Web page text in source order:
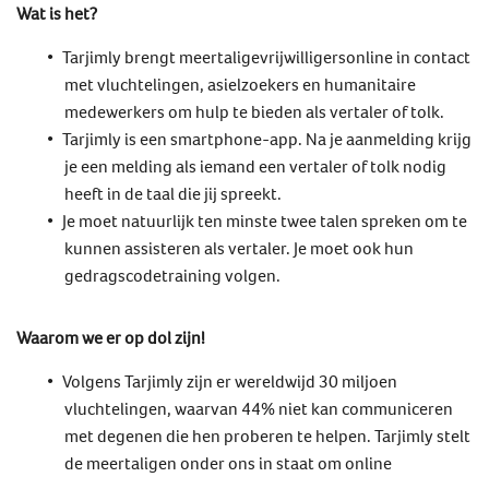
Wat is het?
Tarjimly brengt meertaligevrijwilligersonline in contact
met vluchtelingen, asielzoekers en humanitaire
medewerkers om hulp te bieden als vertaler of tolk.
Tarjimly is een smartphone-app. Na je aanmelding krijg
je een melding als iemand een vertaler of tolk nodig
heeft in de taal die jij spreekt.
Je moet natuurlijk ten minste twee talen spreken om te
kunnen assisteren als vertaler. Je moet ook hun
gedragscodetraining volgen.
Waarom we er op dol zijn!
Volgens Tarjimly zijn er wereldwijd 30 miljoen
vluchtelingen, waarvan 44% niet kan communiceren
met degenen die hen proberen te helpen. Tarjimly stelt
de meertaligen onder ons in staat om online